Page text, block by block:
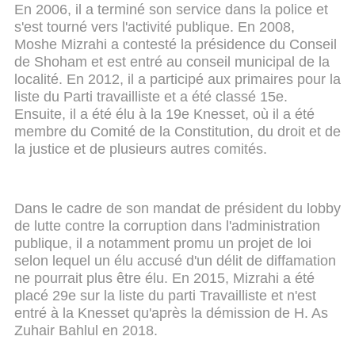
En 2006, il a terminé son service dans la police et
s'est tourné vers l'activité publique. En 2008,
Moshe Mizrahi a contesté la présidence du Conseil
de Shoham et est entré au conseil municipal de la
localité. En 2012, il a participé aux primaires pour la
liste du Parti travailliste et a été classé 15e.
Ensuite, il a été élu à la 19e Knesset, où il a été
membre du Comité de la Constitution, du droit et de
la justice et de plusieurs autres comités.
Dans le cadre de son mandat de président du lobby
de lutte contre la corruption dans l'administration
publique, il a notamment promu un projet de loi
selon lequel un élu accusé d'un délit de diffamation
ne pourrait plus être élu. En 2015, Mizrahi a été
placé 29e sur la liste du parti Travailliste et n'est
entré à la Knesset qu'après la démission de H. As
Zuhair Bahlul en 2018.